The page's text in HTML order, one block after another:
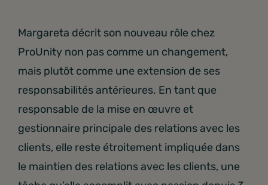
Margareta décrit son nouveau rôle chez
ProUnity non pas comme un changement,
mais plutôt comme une extension de ses
responsabilités antérieures. En tant que
responsable de la mise en œuvre et
gestionnaire principale des relations avec les
clients, elle reste étroitement impliquée dans
le maintien des relations avec les clients, une